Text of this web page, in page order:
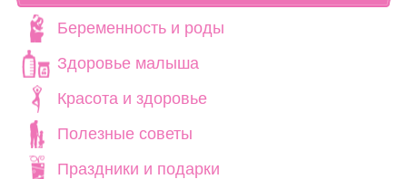
Беременность и роды
Здоровье малыша
Красота и здоровье
Полезные советы
Праздники и подарки